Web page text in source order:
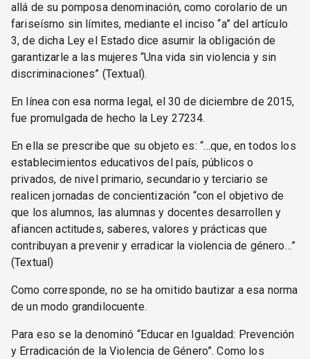
allá de su pomposa denominación, como corolario de un
fariseísmo sin límites, mediante el inciso “a” del artículo
3, de dicha Ley el Estado dice asumir la obligación de
garantizarle a las mujeres “Una vida sin violencia y sin
discriminaciones” (Textual).
En línea con esa norma legal, el 30 de diciembre de 2015,
fue promulgada de hecho la Ley 27234.
En ella se prescribe que su objeto es: “…que, en todos los
establecimientos educativos del país, públicos o
privados, de nivel primario, secundario y terciario se
realicen jornadas de concientización “con el objetivo de
que los alumnos, las alumnas y docentes desarrollen y
afiancen actitudes, saberes, valores y prácticas que
contribuyan a prevenir y erradicar la violencia de género…”
(Textual)
Como corresponde, no se ha omitido bautizar a esa norma
de un modo grandilocuente.
Para eso se la denominó “Educar en Igualdad: Prevención
y Erradicación de la Violencia de Género”. Como los